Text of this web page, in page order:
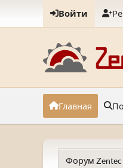
Войти
Главная
Форум Zentec